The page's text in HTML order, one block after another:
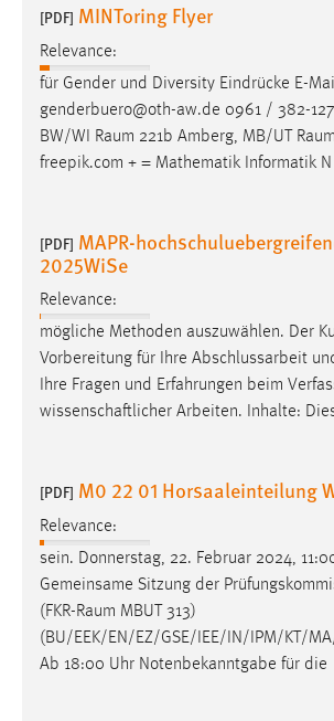
[PDF] MINToring Flyer
Relevance:
für Gender und Diversity Eindrücke E-
genderbuero@oth-aw.de 0961 / 382-
BW/WI
Raum 221b Amberg, MB/UT Raum
freepik.com + = Mathematik Informatik N
[PDF] MAPR-
2025WiSe
Relevance:
mögliche Methoden auszuwählen. Der
Vorbereitung für Ihre Abschlussarbeit
Ihre Fragen und Erfahrungen beim
wissenschaftlicher Arbeiten. Inhalte:
[PDF] M0 22 01 Horsaaleinteilung
Relevance:
sein. Donnerstag, 22. Februar 2024,
Gemeinsame Sitzung der
(FKR-Raum MBUT 313)
(BU/EEK/EN/EZ/GSE/IEE/IN/IPM/KT/
Ab 18:00 Uhr Notenbekanntgabe für die